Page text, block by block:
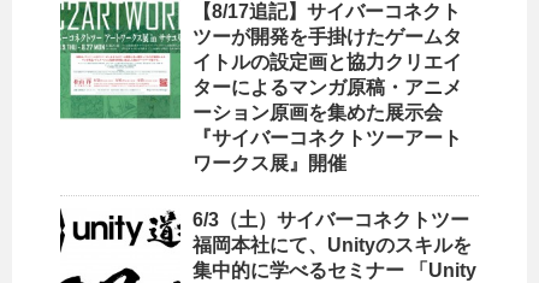
【8/17追記】サイバーコネクト
ツーが開発を手掛けたゲームタ
イトルの設定画と協力クリエイ
ターによるマンガ原稿・アニメ
ーション原画を集めた展示会
『サイバーコネクトツーアート
ワークス展』開催
6/3（土）サイバーコネクトツー
福岡本社にて、Unityのスキルを
集中的に学べるセミナー 「Unity